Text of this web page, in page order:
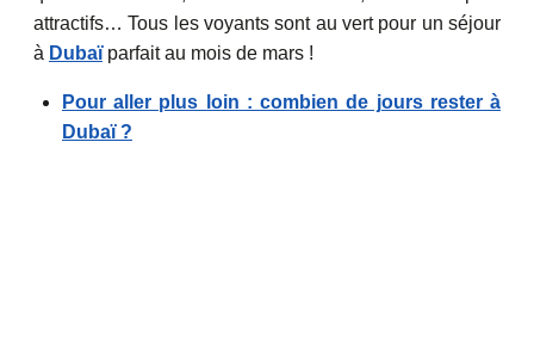
attractifs… Tous les voyants sont au vert pour un séjour
à Dubaïparfait au mois de mars !
Pour aller plus loin : combien de jours rester à
Dubaï ?